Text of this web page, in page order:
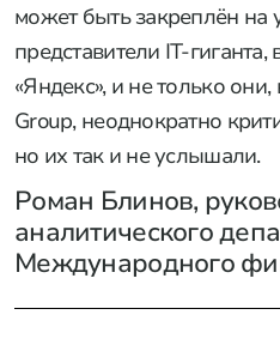
может быть закреплён на
представители IT-
«Яндекс», и не только
Group, неоднократно
но их так и не услышали.
Роман Блинов,
аналитического
Международного